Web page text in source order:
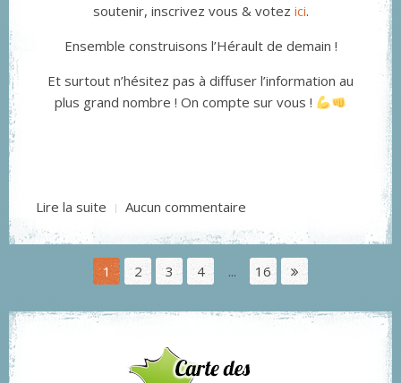
soutenir, inscrivez vous & votez ici.
Ensemble construisons l’Hérault de demain !
Et surtout n’hésitez pas à diffuser l’information au
plus grand nombre ! On compte sur vous !
Lire la suite Aucun commentaire
1 2 3 4 ... 16